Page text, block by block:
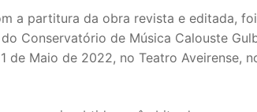
a partitura da obra revista e editada,
Conservatório de Música Calouste
de Maio de 2022, no Teatro Aveirense,